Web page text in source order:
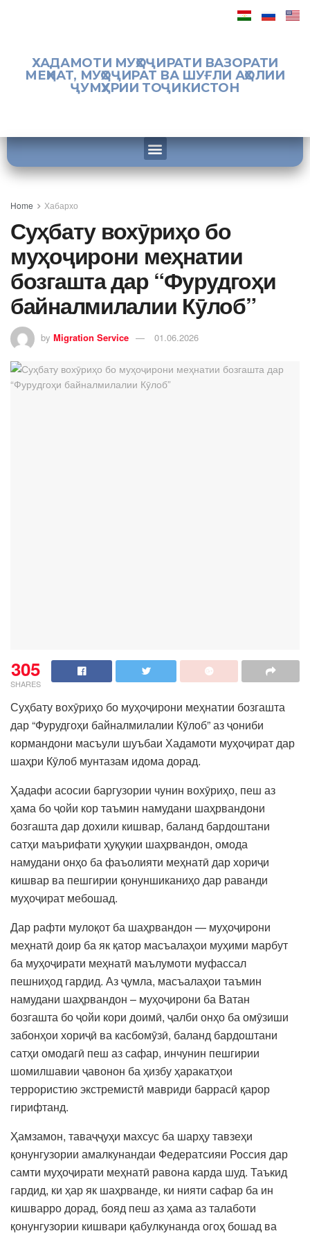
ХАДАМОТИ МУҲОҶИРАТИ ВАЗОРАТИ
МЕҲНАТ, МУҲОҶИРАТ ВА ШУҒЛИ АҲОЛИИ
ҶУМҲУРИИ ТОҶИКИСТОН
Home Хабархо
Суҳбату вохӯриҳо бо
муҳоҷирони меҳнатии
бозгашта дар “Фурудгоҳи
байналмилалии Кӯлоб”
by Migration Service 01.06.2026
305
SHARES
Суҳбату вохӯриҳо бо муҳоҷирони меҳнатии бозгашта
дар “Фурудгоҳи байналмилалии Кӯлоб” аз ҷониби
кормандони масъули шуъбаи Хадамоти муҳоҷират дар
шаҳри Кӯлоб мунтазам идома дорад.
Ҳадафи асосии баргузории чунин вохӯриҳо, пеш аз
ҳама бо ҷойи кор таъмин намудани шаҳрвандони
бозгашта дар дохили кишвар, баланд бардоштани
сатҳи маърифати ҳуқуқии шаҳрвандон, омода
намудани онҳо ба фаъолияти меҳнатӣ дар хориҷи
кишвар ва пешгирии қонуншиканиҳо дар раванди
муҳоҷират мебошад.
Дар рафти мулоқот ба шаҳрвандон — муҳоҷирони
меҳнатӣ доир ба як қатор масъалаҳои муҳими марбут
ба муҳоҷирати меҳнатӣ маълумоти муфассал
пешниҳод гардид. Аз ҷумла, масъалаҳои таъмин
намудани шаҳрвандон – муҳоҷирони ба Ватан
бозгашта бо ҷойи кори доимӣ, ҷалби онҳо ба омӯзиши
забонҳои хориҷӣ ва касбомӯзӣ, баланд бардоштани
сатҳи омодагӣ пеш аз сафар, инчунин пешгирии
шомилшавии ҷавонон ба ҳизбу ҳаракатҳои
террористию экстремистӣ мавриди баррасӣ қарор
гирифтанд.
Ҳамзамон, таваҷҷуҳи махсус ба шарҳу тавзеҳи
қонунгузории амалкунандаи Федератсияи Россия дар
самти муҳоҷирати меҳнатӣ равона карда шуд. Таъкид
гардид, ки ҳар як шаҳрванде, ки нияти сафар ба ин
кишварро дорад, бояд пеш аз ҳама аз талаботи
қонунгузории кишвари қабулкунанда огоҳ бошад ва